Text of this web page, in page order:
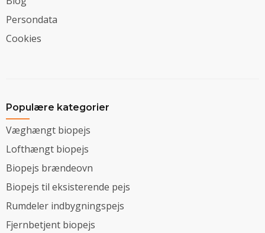
Persondata
Cookies
Populære kategorier
Væghængt biopejs
Lofthængt biopejs
Biopejs brændeovn
Biopejs til eksisterende pejs
Rumdeler indbygningspejs
Fjernbetjent biopejs